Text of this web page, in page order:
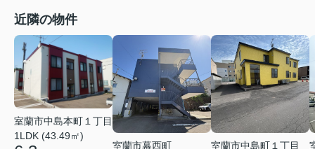
近隣の物件
室蘭市中島本町１丁目
1LDK (43.49㎡)
室蘭市幕西町
室蘭市中島町１丁目